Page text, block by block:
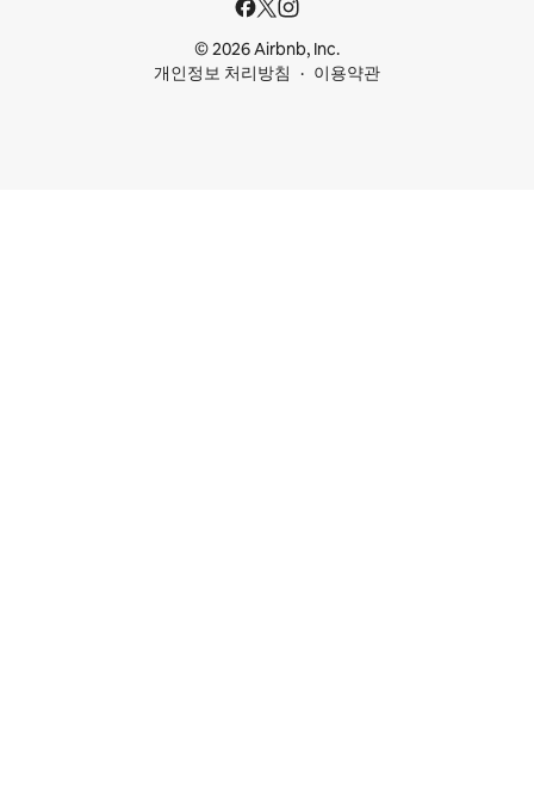
© 2026 Airbnb, Inc.
개인정보 처리방침
이용약관